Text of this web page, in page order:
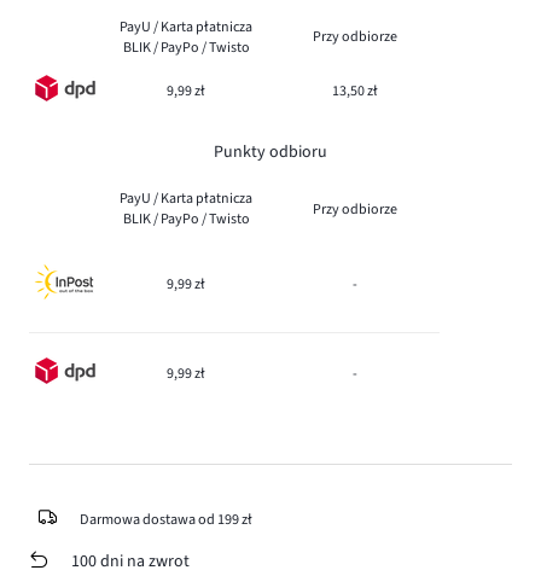
PayU / Karta płatnicza
BLIK / PayPo / Twisto
Przy odbiorze
9,99 zł 13,50 zł
Punkty odbioru
PayU / Karta płatnicza
BLIK / PayPo / Twisto
Przy odbiorze
9,99 zł -
9,99 zł -
Darmowa dostawa od 199 zł
100 dni na zwrot